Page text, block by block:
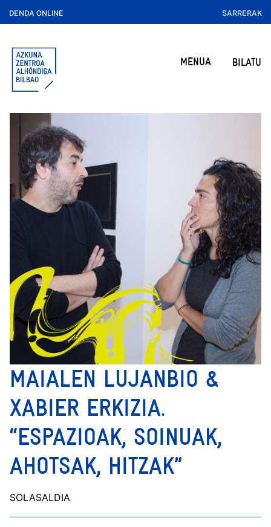
DENDA ONLINE SARRERAK
MENUA BILATU
MAIALEN LUJANBIO &
XABIER ERKIZIA.
“ESPAZIOAK, SOINUAK,
AHOTSAK, HITZAK”
SOLASALDIA